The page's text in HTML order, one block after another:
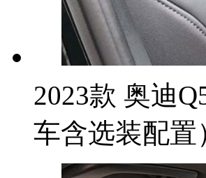
2023款 奥迪
车含选装配置